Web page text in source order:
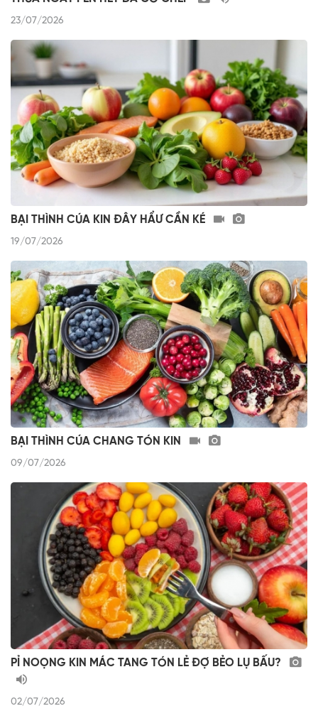
23/07/2026
BẠI THÌNH CÚA KIN ĐÂY HẨƯ CẦN KÉ
19/07/2026
BẠI THÌNH CÚA CHANG TÓN KIN
09/07/2026
PỈ NOỌNG KIN MÁC TANG TÓN LẺ ĐỢ BẺO LỤ BẤU?
02/07/2026